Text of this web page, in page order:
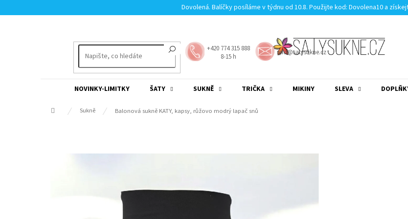
na
Dovolená. Balíčky posíláme v týdnu od 10.8. Použijte kod: Dovolena10 a
+420 774 315 888
8-15 h
info@satysukne.cz
NOVINKY-LIMITKY ŠATY SUKNĚ TRIČKA MIKINY SLEVA
Domů Sukně Balonová sukně KATY, kapsy, růžovo modrý lapač snů